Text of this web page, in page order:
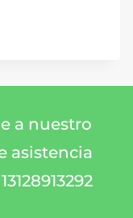
a nuestro
asistencia